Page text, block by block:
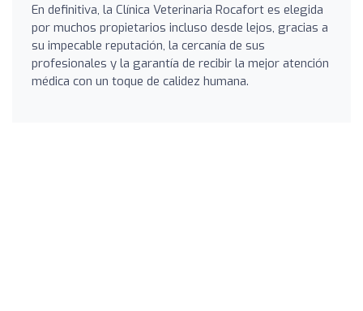
En definitiva, la Clínica Veterinaria Rocafort es elegida
por muchos propietarios incluso desde lejos, gracias a
su impecable reputación, la cercanía de sus
profesionales y la garantía de recibir la mejor atención
médica con un toque de calidez humana.